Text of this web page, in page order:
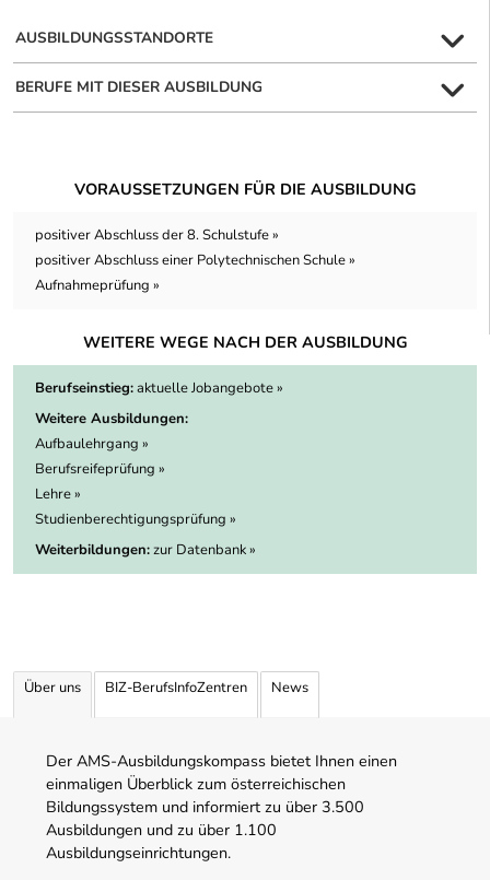
AUSBILDUNGSSTANDORTE
BERUFE MIT DIESER AUSBILDUNG
VORAUSSETZUNGEN FÜR DIE AUSBILDUNG
positiver Abschluss der 8. Schulstufe »
positiver Abschluss einer Polytechnischen Schule »
Aufnahmeprüfung »
WEITERE WEGE NACH DER AUSBILDUNG
Berufseinstieg:aktuelle Jobangebote »
Weitere Ausbildungen:
Aufbaulehrgang »
Berufsreifeprüfung »
Lehre »
Studienberechtigungsprüfung »
Weiterbildungen:zur Datenbank »
Über uns BIZ-BerufsInfoZentren News
Der AMS-Ausbildungskompass bietet Ihnen einen
einmaligen Überblick zum österreichischen
Bildungssystem und informiert zu über 3.500
Ausbildungen und zu über 1.100
Ausbildungseinrichtungen.